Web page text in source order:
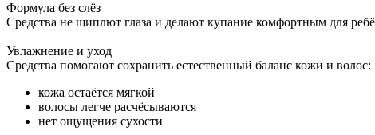
Формула без слёз
Средства не щиплют глаза и делают купание комфортным для
Увлажнение и уход
Средства помогают сохранить естественный баланс кожи и волос:
кожа остаётся мягкой
волосы легче расчёсываются
нет ощущения сухости